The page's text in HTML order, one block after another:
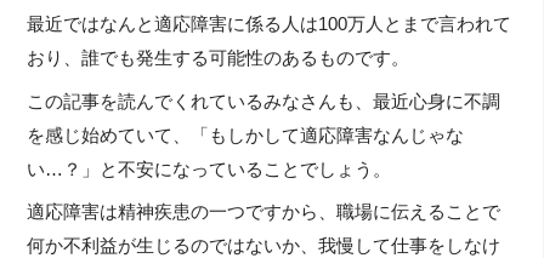
最近ではなんと適応障害に係る人は100万人とまで言われて
おり、誰でも発生する可能性のあるものです。
この記事を読んでくれているみなさんも、最近心身に不調
を感じ始めていて、「もしかして適応障害なんじゃな
い…？」と不安になっていることでしょう。
適応障害は精神疾患の一つですから、職場に伝えることで
何か不利益が生じるのではないか、我慢して仕事をしなけ